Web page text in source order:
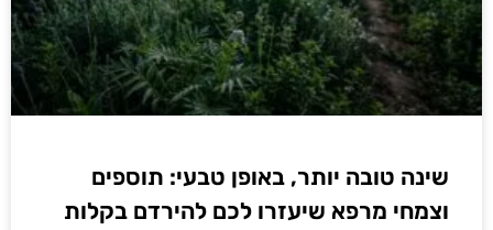
שינה טובה יותר, באופן טבעי: תוספים
וצמחי מרפא שיעזרו לכם להירדם בקלות